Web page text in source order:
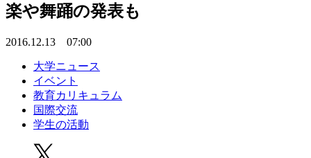
楽や舞踊の発表も
2016.12.13 07:00
大学ニュース
イベント
教育カリキュラム
国際交流
学生の活動